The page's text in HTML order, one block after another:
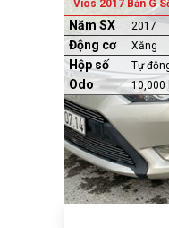
Vios 2017 Bản G
Năm SX 2017
Động cơ Xăng
Hộp số Tự
Odo 10,000